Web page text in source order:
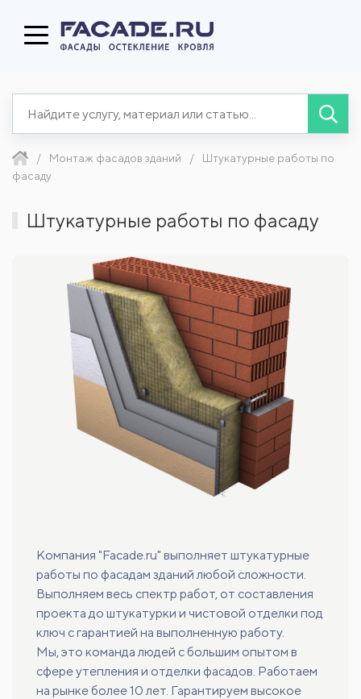
Монтаж фасадов зданий
Штукатурные работы по
фасаду
Штукатурные работы по фасаду
Компания "Facade.ru" выполняет штукатурные
работы по фасадам зданий любой сложности.
Выполняем весь спектр работ, от составления
проекта до штукатурки и чистовой отделки под
ключ с гарантией на выполненную работу.
Мы, это команда людей с большим опытом в
сфере утепления и отделки фасадов. Работаем
на рынке более 10 лет. Гарантируем высокое